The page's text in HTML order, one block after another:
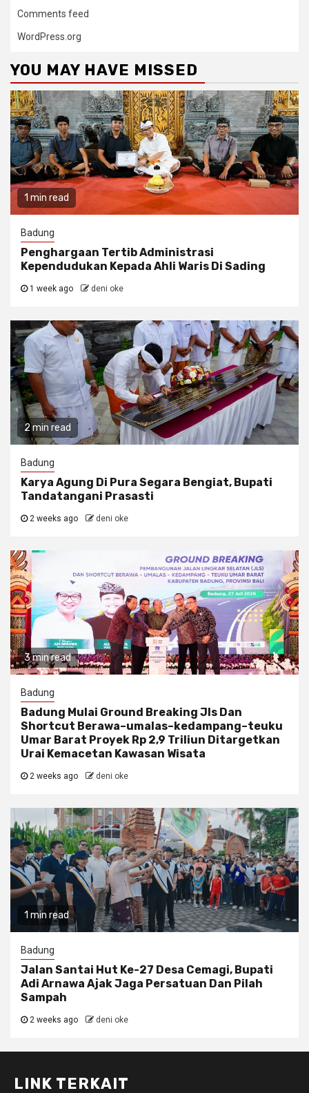
Comments feed
WordPress.org
YOU MAY HAVE MISSED
1 min read
Badung
Penghargaan Tertib Administrasi
Kependudukan Kepada Ahli Waris Di Sading
1 week ago deni oke
2 min read
Badung
Karya Agung Di Pura Segara Bengiat, Bupati
Tandatangani Prasasti
2 weeks ago deni oke
3 min read
Badung
Badung Mulai Ground Breaking Jls Dan
Shortcut Berawa–umalas–kedampang–teuku
Umar Barat Proyek Rp 2,9 Triliun Ditargetkan
Urai Kemacetan Kawasan Wisata
2 weeks ago deni oke
1 min read
Badung
Jalan Santai Hut Ke-27 Desa Cemagi, Bupati
Adi Arnawa Ajak Jaga Persatuan Dan Pilah
Sampah
2 weeks ago deni oke
LINK TERKAIT